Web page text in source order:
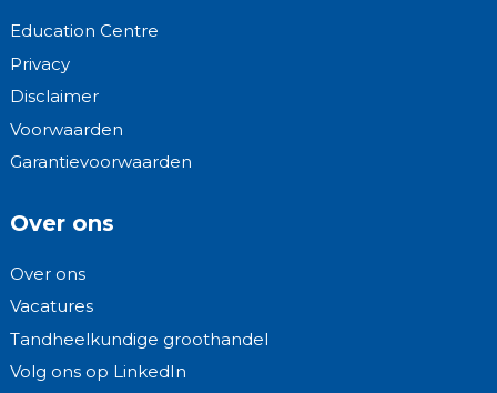
Education Centre
Privacy
Disclaimer
Voorwaarden
Garantievoorwaarden
Over ons
Over ons
Vacatures
Tandheelkundige groothandel
Volg ons op LinkedIn